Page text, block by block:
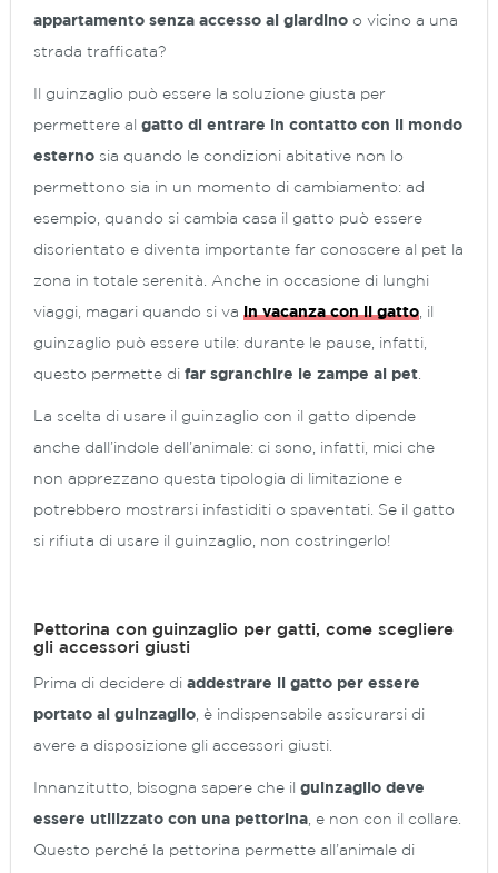
appartamento senza accesso al giardino o vicino a una
strada trafficata?
Il guinzaglio può essere la soluzione giusta per
permettere al gatto di entrare in contatto con il mondo
esterno sia quando le condizioni abitative non lo
permettono sia in un momento di cambiamento: ad
esempio, quando si cambia casa il gatto può essere
disorientato e diventa importante far conoscere al pet la
zona in totale serenità. Anche in occasione di lunghi
viaggi, magari quando si va in vacanza con il gatto , il
guinzaglio può essere utile: durante le pause, infatti,
questo permette di far sgranchire le zampe al pet
La scelta di usare il guinzaglio con il gatto dipende
anche dall’indole dell’animale: ci sono, infatti, mici che
non apprezzano questa tipologia di limitazione e
potrebbero mostrarsi infastiditi o spaventati. Se il gatto
si rifiuta di usare il guinzaglio, non costringerlo!
Pettorina con guinzaglio per gatti, come scegliere
gli accessori giusti
Prima di decidere di addestrare il gatto per essere
portato al guinzaglio , è indispensabile assicurarsi di
avere a disposizione gli accessori giusti.
Innanzitutto, bisogna sapere che il guinzaglio deve
essere utilizzato con una pettorina , e non con il collare.
Questo perché la pettorina permette all’animale di